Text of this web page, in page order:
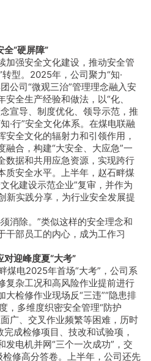
全“硬屏障”
加强安全文化建设，推动安全管
型。2025年，公司聚力“知·
公司“微观三治”管理理念融入安
全生产经验和做法，以“化、
宣导、制度优化、领导示范，推
·行”安全文化体系。在煤电联融
安全文化的辐射力和引领作用，
合，构建“大安全、大应急”一
数据和共用应急资源，实现跨行
质安全水平。上半年，赵石畔煤
化建设示范企业”复审，并作为
新实践分享，为行业安全发展提
消除。”类似这样的安全理念和
干部员工的内心，成为工作习
对迎峰度夏“大考”
煤电2025年首场“大考”，公司系
复杂工况和高风险作业提前进行
大检修作业现场反“三违”“隐患排
，多维度织密安全管理“防护
广、交叉作业频繁等困难，历时
成检修项目、技改和试验项，
发电机并网“三个一次成功”，交
修高分答卷。上半年，公司还先